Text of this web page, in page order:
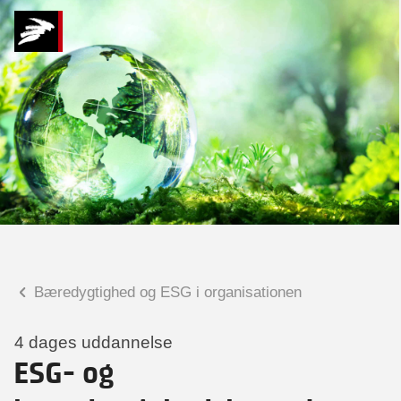
Bæredygtighed og ESG i organisationen
4 dages uddannelse
ESG- og
Praktiske spørgsmål
Spørgsmål til tilmelding, forplejning,
afholdelsessted m.m.
Christian Ravn Agergaard
Hvad kan vi hjælpe
dig med?